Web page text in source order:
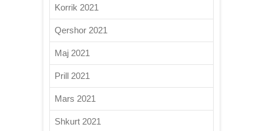
Korrik 2021
Qershor 2021
Maj 2021
Prill 2021
Mars 2021
Shkurt 2021